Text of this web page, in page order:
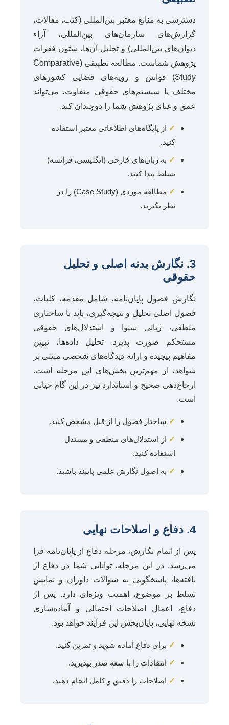
دسترسی به منابع معتبر بین‌المللی (کتب، مقالات،
گزارش‌های سازمان‌های بین‌المللی، آراء
دیوان‌های بین‌المللی) و تحلیل آن‌ها، ستون فقرات
پژوهش شماست. مطالعه تطبیقی (Comparative
Study) قوانین و رویه‌های قضایی کشورهای
مختلف یا سیستم‌های حقوقی متفاوت، می‌تواند
عمق و غنای پژوهش شما را دوچندان کند.
✓ از پایگاه‌های اطلاعاتی معتبر استفاده
کنید.
✓ به زبان‌های خارجی (انگلیسی، فرانسه)
تسلط پیدا کنید.
✓
مطالعه موردی (Case Study) را در
نظر بگیرید.
3. نگارش بدنه اصلی و تحلیل
حقوقی
نگارش فصول پایان‌نامه، شامل مقدمه، کلیات،
فصول اصلی تحلیل و نتیجه‌گیری، باید با ساختاری
منطقی، زبانی شیوا و استدلال‌های حقوقی
مستحکم صورت پذیرد. تحلیل داده‌ها، تبیین
مفاهیم پیچیده و ارائه دیدگاه‌های شخصی مبتنی بر
شواهد، از مهم‌ترین بخش‌های این مرحله است.
ارجاع‌دهی صحیح و استاندارد نیز در این گام حیاتی
است.
✓ ساختار فصول را از قبل مشخص کنید.
✓ از استدلال‌های منطقی و مستدل
استفاده کنید.
✓ به اصول نگارش علمی پایبند باشید.
4. دفاع و اصلاحات نهایی
پس از اتمام نگارش، مرحله دفاع از پایان‌نامه فرا
می‌رسد. در این مرحله، توانایی شما در دفاع از
یافته‌ها، پاسخگویی به سوالات داوران و نمایش
تسلط بر موضوع، اهمیت ویژه‌ای دارد. پس از
دفاع، اعمال اصلاحات احتمالی و آماده‌سازی
نسخه نهایی، پایان‌بخش این فرآیند خواهد بود.
✓ برای دفاع آماده شوید و تمرین کنید.
✓ انتقادات را با سعه صدر بپذیرید.
✓ اصلاحات را دقیق و کامل انجام دهید.